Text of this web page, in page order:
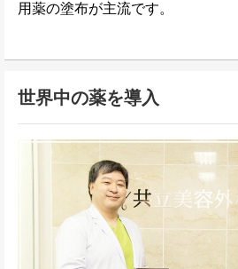
用薬の塗布が主流です。
世界中の薬を導入